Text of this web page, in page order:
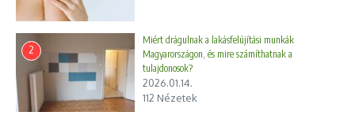
2
Miért drágulnak a lakásfelújítási munkák
Magyarországon, és mire számíthatnak a
tulajdonosok?
2026.01.14.
112 Nézetek